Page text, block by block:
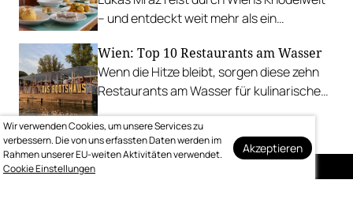
– und entdeckt weit mehr als ein
Wien: Top 10 Restaurants am Wasser
Wenn die Hitze bleibt, sorgen diese zehn
Restaurants am Wasser für kulinarische
Wir verwenden Cookies, um unsere Services zu
verbessern. Die von uns erfassten Daten werden im
Rahmen unserer EU-weiten Aktivitäten verwendet.
Cookie Einstellungen
Akzeptieren